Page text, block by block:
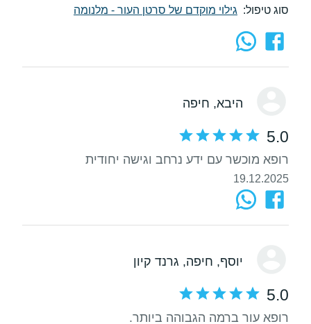
סוג טיפול: גילוי מוקדם של סרטן העור - מלנומה
היבא, חיפה
5.0
רופא מוכשר עם ידע נרחב וגישה יחודית
19.12.2025
יוסף, חיפה, גרנד קיון
5.0